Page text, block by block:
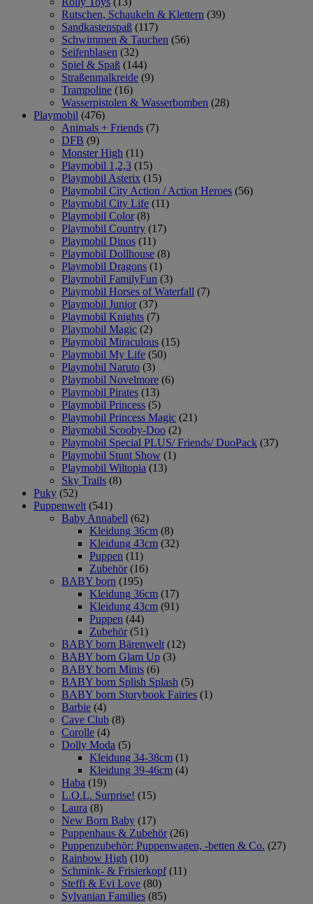
Rutschen, Schaukeln & Klettern (39)
Sandkastenspaß (117)
Schwimmen & Tauchen (56)
Seifenblasen (32)
Spiel & Spaß (144)
Straßenmalkreide (9)
Trampoline (16)
Wasserpistolen & Wasserbomben (28)
Playmobil (476)
Animals + Friends (7)
DFB (9)
Monster High (11)
Playmobil 1,2,3 (15)
Playmobil Asterix (15)
Playmobil City Action / Action Heroes (56)
Playmobil City Life (11)
Playmobil Color (8)
Playmobil Country (17)
Playmobil Dinos (11)
Playmobil Dollhouse (8)
Playmobil Dragons (1)
Playmobil FamilyFun (3)
Playmobil Horses of Waterfall (7)
Playmobil Junior (37)
Playmobil Knights (7)
Playmobil Magic (2)
Playmobil Miraculous (15)
Playmobil My Life (50)
Playmobil Naruto (3)
Playmobil Novelmore (6)
Playmobil Pirates (13)
Playmobil Princess (5)
Playmobil Princess Magic (21)
Playmobil Scooby-Doo (2)
Playmobil Special PLUS/ Friends/ DuoPack (37)
Playmobil Stunt Show (1)
Playmobil Wiltopia (13)
Sky Trails (8)
Puky (52)
Puppenwelt (541)
Baby Annabell (62)
Kleidung 36cm (8)
Kleidung 43cm (32)
Puppen (11)
Zubehör (16)
BABY born (195)
Kleidung 36cm (17)
Kleidung 43cm (91)
Puppen (44)
Zubehör (51)
BABY born Bärenwelt (12)
BABY born Glam Up (3)
BABY born Minis (6)
BABY born Splish Splash (5)
BABY born Storybook Fairies (1)
Barbie (4)
Cave Club (8)
Corolle (4)
Dolly Moda (5)
Kleidung 34-38cm (1)
Kleidung 39-46cm (4)
Haba (19)
L.O.L. Surprise! (15)
Laura (8)
New Born Baby (17)
Puppenhaus & Zubehör (26)
Puppenzubehör: Puppenwagen, -betten & Co. (27)
Rainbow High (10)
Schmink- & Frisierkopf (11)
Steffi & Evi Love (80)
Sylvanian Families (85)